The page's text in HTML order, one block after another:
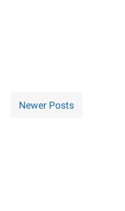
Newer Posts